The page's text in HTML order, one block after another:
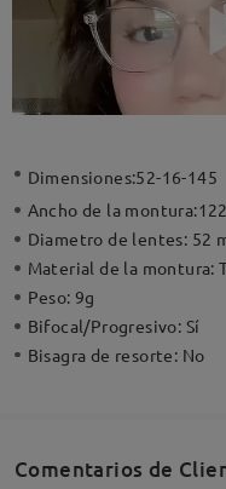
Dimensiones:52-16-145
Ancho de la montura:
Diametro de lentes: 52
Material de la montura:
Peso: 9g
Bifocal/Progresivo: Sí
Bisagra de resorte: No
Comentarios de